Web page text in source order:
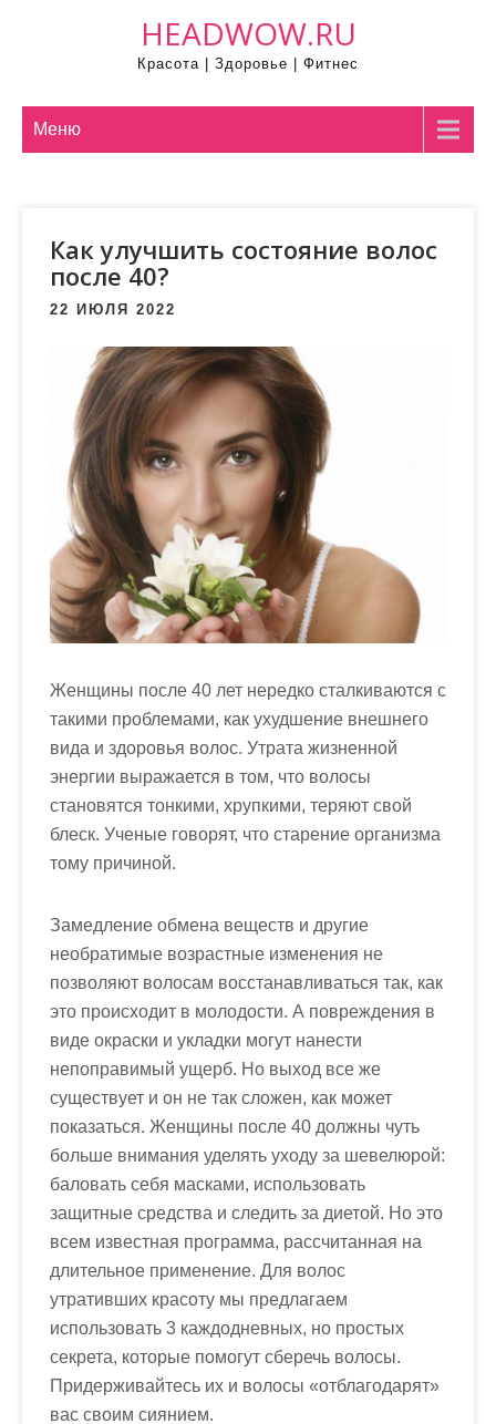
HEADWOW.RU
Красота | Здоровье | Фитнес
Меню
Как улучшить состояние волос
после 40?
22 ИЮЛЯ 2022
Женщины после 40 лет нередко сталкиваются с
такими проблемами, как ухудшение внешнего
вида и здоровья волос. Утрата жизненной
энергии выражается в том, что волосы
становятся тонкими, хрупкими, теряют свой
блеск. Ученые говорят, что старение организма
тому причиной.
Замедление обмена веществ и другие
необратимые возрастные изменения не
позволяют волосам восстанавливаться так, как
это происходит в молодости. А повреждения в
виде окраски и укладки могут нанести
непоправимый ущерб. Но выход все же
существует и он не так сложен, как может
показаться. Женщины после 40 должны чуть
больше внимания уделять уходу за шевелюрой:
баловать себя масками, использовать
защитные средства и следить за диетой. Но это
всем известная программа, рассчитанная на
длительное применение. Для волос
утративших красоту мы предлагаем
использовать 3 каждодневных, но простых
секрета, которые помогут сберечь волосы.
Придерживайтесь их и волосы «отблагодарят»
вас своим сиянием.